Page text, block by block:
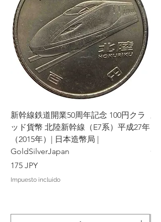
negarnos a hacer negocios con usted
en el futuro.
Por favor, considere cuidadosamente
los productos y condiciones antes de
realizar su pedido y tomar su decisión.
Agradecemos su comprensión y
cooperación. Su satisfacción es nuestra
prioridad y haremos todo lo posible
para brindarle una excelente
experiencia de compra.
新幹線鉄道開業50周年記念 100円クラ
ッド貨幣 北陸新幹線（E7系）平成27年
（2015年）| 日本造幣局 |
GoldSilverJapan
Precio
175 JPY
Impuesto incluido